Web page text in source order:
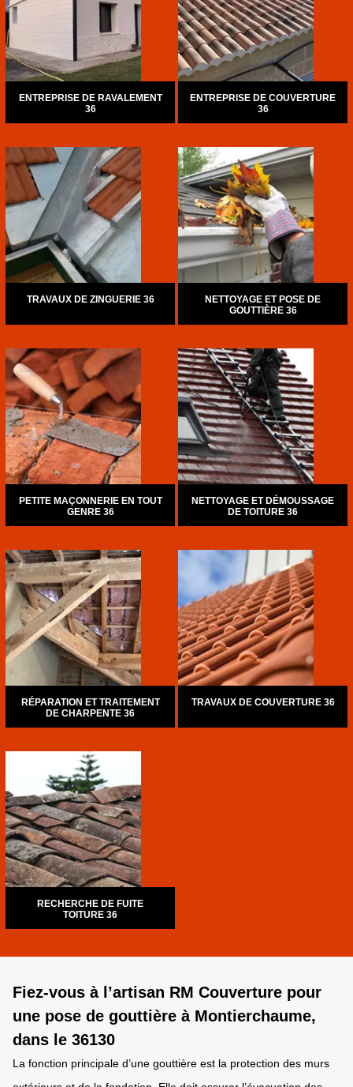
ENTREPRISE DE RAVALEMENT
36
ENTREPRISE DE COUVERTURE
36
TRAVAUX DE ZINGUERIE 36
NETTOYAGE ET POSE DE
GOUTTIÈRE 36
PETITE MAÇONNERIE EN TOUT
GENRE 36
NETTOYAGE ET DÉMOUSSAGE
DE TOITURE 36
RÉPARATION ET TRAITEMENT
DE CHARPENTE 36
TRAVAUX DE COUVERTURE 36
RECHERCHE DE FUITE
TOITURE 36
Fiez-vous à l’artisan RM Couverture pour
une pose de gouttière à Montierchaume,
dans le 36130
La fonction principale d’une gouttière est la protection des murs